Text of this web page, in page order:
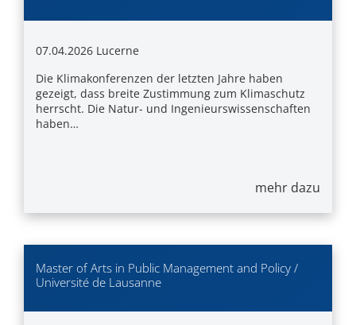
07.04.2026 Lucerne
Die Klimakonferenzen der letzten Jahre haben
gezeigt, dass breite Zustimmung zum Klimaschutz
herrscht. Die Natur- und Ingenieurswissenschaften
haben…
mehr dazu
Master of Arts in Public Management and Policy /
Université de Lausanne